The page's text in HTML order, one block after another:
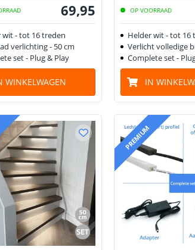
69,95
wit - tot 16 treden
verlichting - 50 cm
set - Plug & Play
WINKELWAGEN
OP VOORRAAD
Helder wit - tot 16
Verlicht volledige
Complete set -
IN
PREMIUM